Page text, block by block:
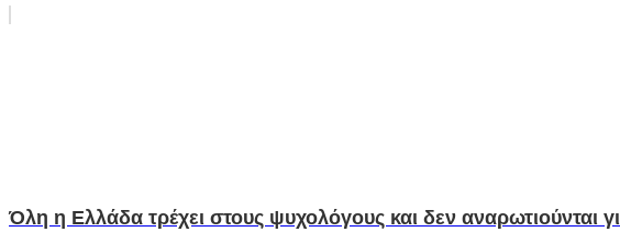
Όλη η Ελλάδα τρέχει στους ψυχολόγους και δεν αναρωτιούνται